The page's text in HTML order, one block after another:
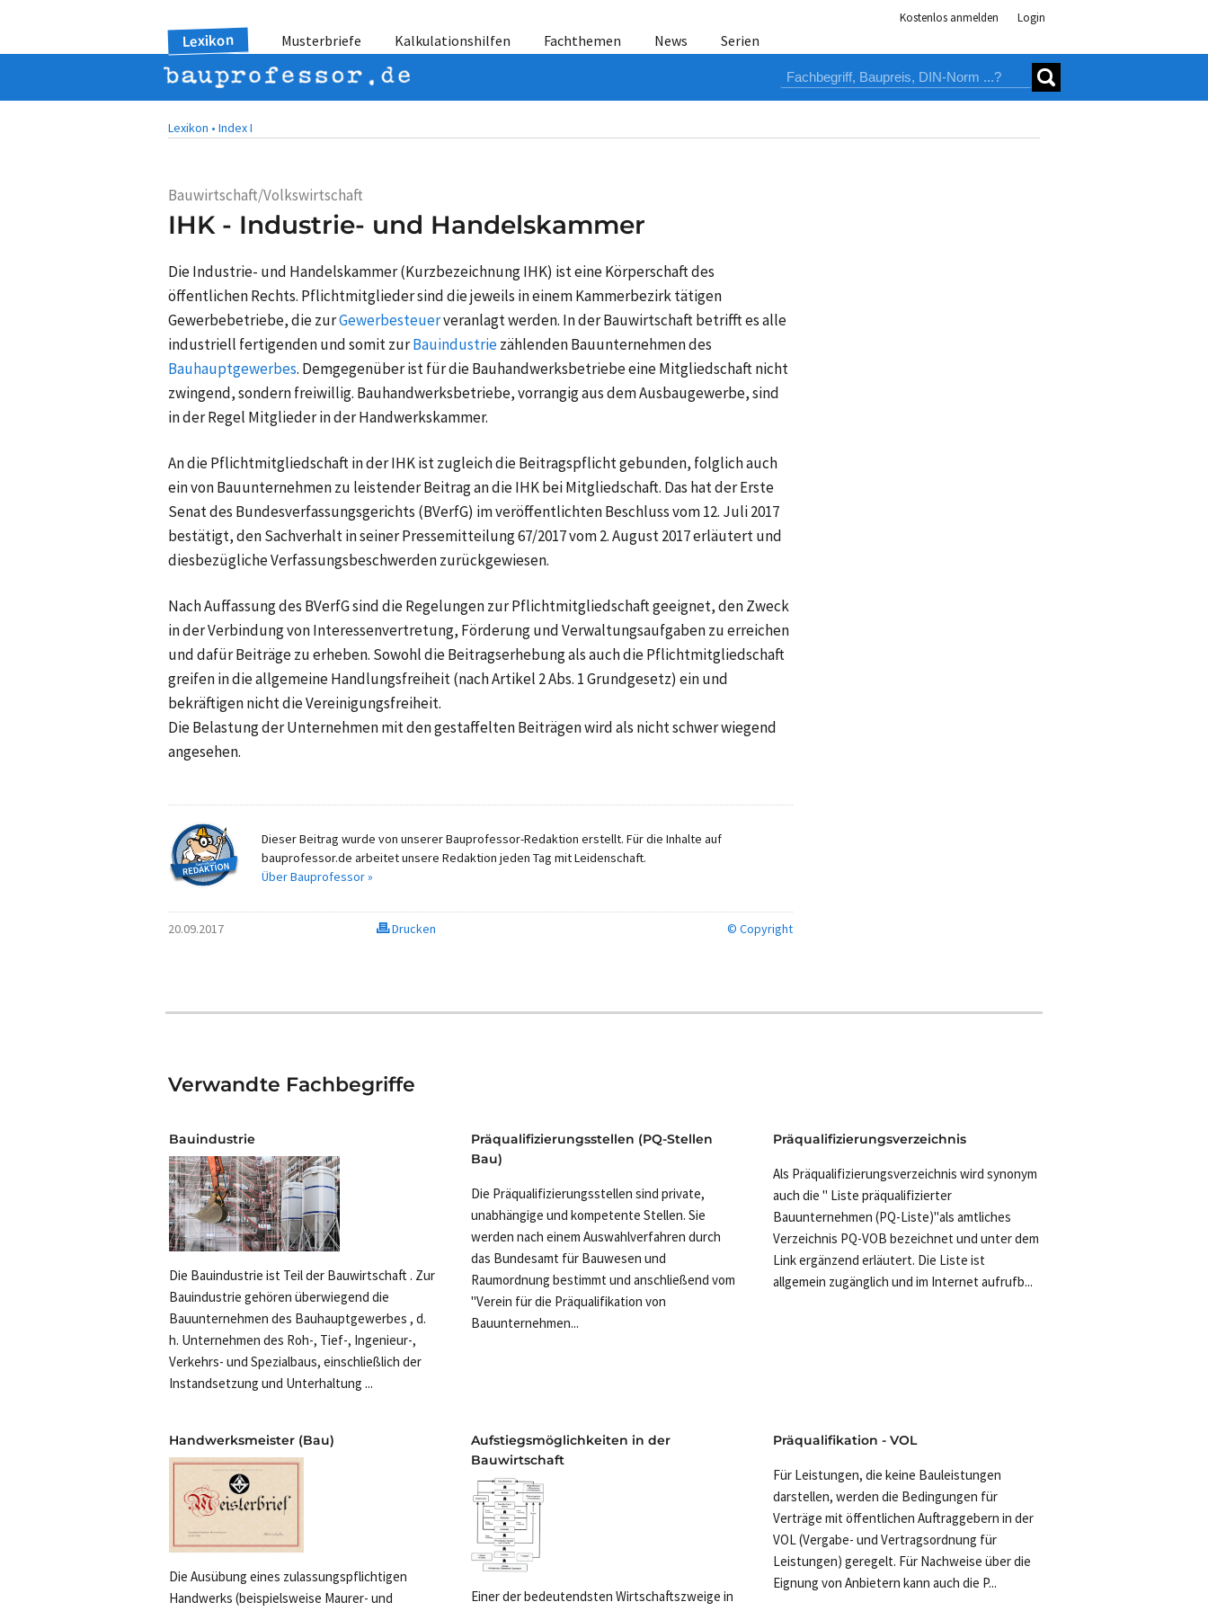
Kostenlos anmelden Login
Lexikon Musterbriefe Kalkulationshilfen Fachthemen News Serien
Lexikon • Index I
Bauwirtschaft/Volkswirtschaft
IHK - Industrie- und Handelskammer
Die Industrie- und Handelskammer (Kurzbezeichnung IHK) ist eine Körperschaft des
öffentlichen Rechts. Pflichtmitglieder sind die jeweils in einem Kammerbezirk tätigen
Gewerbebetriebe, die zurGewerbesteuerveranlagt werden. In der Bauwirtschaft betrifft es alle
industriell fertigenden und somit zurBauindustriezählenden Bauunternehmen des
Bauhauptgewerbes. Demgegenüber ist für die Bauhandwerksbetriebe eine Mitgliedschaft nicht
zwingend, sondern freiwillig. Bauhandwerksbetriebe, vorrangig aus dem Ausbaugewerbe, sind
in der Regel Mitglieder in der Handwerkskammer.
An die Pflichtmitgliedschaft in der IHK ist zugleich die Beitragspflicht gebunden, folglich auch
ein von Bauunternehmen zu leistender Beitrag an die IHK bei Mitgliedschaft. Das hat der Erste
Senat des Bundesverfassungsgerichts (BVerfG) im veröffentlichten Beschluss vom 12. Juli 2017
bestätigt, den Sachverhalt in seiner Pressemitteilung 67/2017 vom 2. August 2017 erläutert und
diesbezügliche Verfassungsbeschwerden zurückgewiesen.
Nach Auffassung des BVerfG sind die Regelungen zur Pflichtmitgliedschaft geeignet, den Zweck
in der Verbindung von Interessenvertretung, Förderung und Verwaltungsaufgaben zu erreichen
und dafür Beiträge zu erheben. Sowohl die Beitragserhebung als auch die Pflichtmitgliedschaft
greifen in die allgemeine Handlungsfreiheit (nach Artikel 2 Abs. 1 Grundgesetz) ein und
bekräftigen nicht die Vereinigungsfreiheit.
Die Belastung der Unternehmen mit den gestaffelten Beiträgen wird als nicht schwer wiegend
angesehen.
Dieser Beitrag wurde von unserer Bauprofessor-Redaktion erstellt. Für die Inhalte auf
bauprofessor.de arbeitet unsere Redaktion jeden Tag mit Leidenschaft.
Über Bauprofessor »
20.09.2017 Drucken © Copyright
Verwandte Fachbegriffe
Bauindustrie
Die Bauindustrie ist Teil der Bauwirtschaft . Zur
Bauindustrie gehören überwiegend die
Bauunternehmen des Bauhauptgewerbes , d.
h. Unternehmen des Roh-, Tief-, Ingenieur-,
Verkehrs- und Spezialbaus, einschließlich der
Instandsetzung und Unterhaltung ...
Präqualifizierungsstellen (PQ-Stellen
Bau)
Die Präqualifizierungsstellen sind private,
unabhängige und kompetente Stellen. Sie
werden nach einem Auswahlverfahren durch
das Bundesamt für Bauwesen und
Raumordnung bestimmt und anschließend vom
"Verein für die Präqualifikation von
Bauunternehmen...
Präqualifizierungsverzeichnis
Als Präqualifizierungsverzeichnis wird synonym
auch die " Liste präqualifizierter
Bauunternehmen (PQ-Liste)"als amtliches
Verzeichnis PQ-VOB bezeichnet und unter dem
Link ergänzend erläutert. Die Liste ist
allgemein zugänglich und im Internet aufrufb...
Handwerksmeister (Bau)
Die Ausübung eines zulassungspflichtigen
Handwerks (beispielsweise Maurer- und
Aufstiegsmöglichkeiten in der
Bauwirtschaft
Einer der bedeutendsten Wirtschaftszweige in
Präqualifikation - VOL
Für Leistungen, die keine Bauleistungen
darstellen, werden die Bedingungen für
Verträge mit öffentlichen Auftraggebern in der
VOL (Vergabe- und Vertragsordnung für
Leistungen) geregelt. Für Nachweise über die
Eignung von Anbietern kann auch die P...